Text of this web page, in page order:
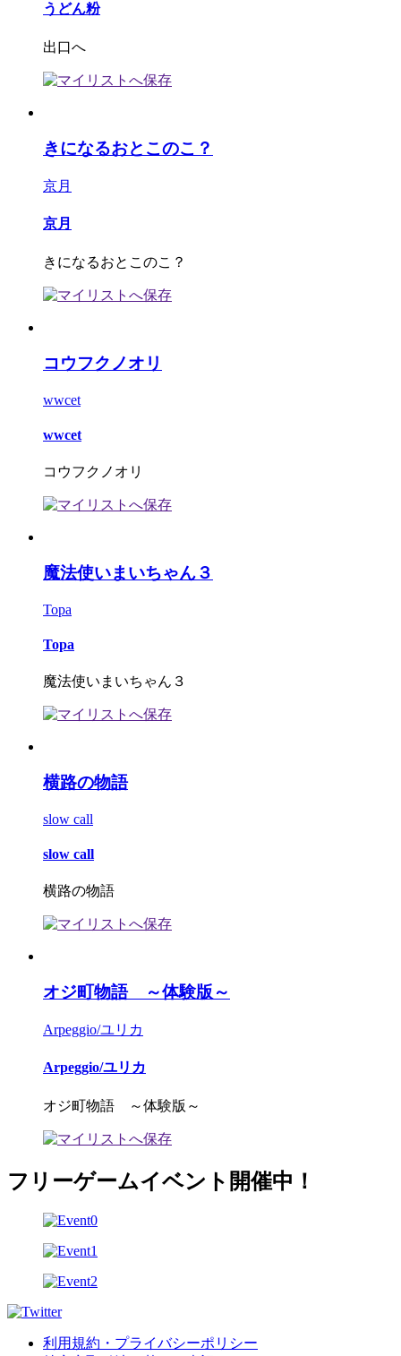
うどん粉
出口へ
きになるおとこのこ？
京月
京月
きになるおとこのこ？
コウフクノオリ
wwcet
wwcet
コウフクノオリ
魔法使いまいちゃん３
Topa
Topa
魔法使いまいちゃん３
横路の物語
slow call
slow call
横路の物語
オジ町物語 ～体験版～
Arpeggio/ユリカ
Arpeggio/ユリカ
オジ町物語 ～体験版～
フリーゲームイベント開催中！
利用規約・プライバシーポリシー